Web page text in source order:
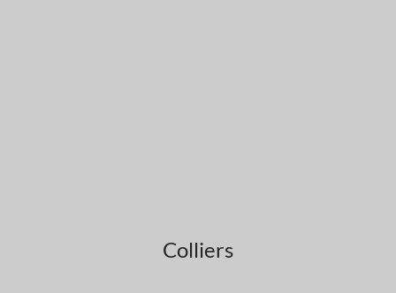
Colliers